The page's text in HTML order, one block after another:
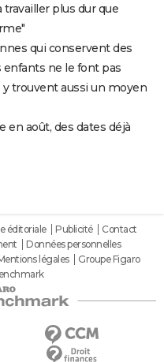
travailler plus dur que
qui conservent des
enfants ne le font pas
trouvent aussi un moyen
en août, des dates déjà
éditoriale Publicité
Contact
Données personnelles
légales
Groupe Figaro